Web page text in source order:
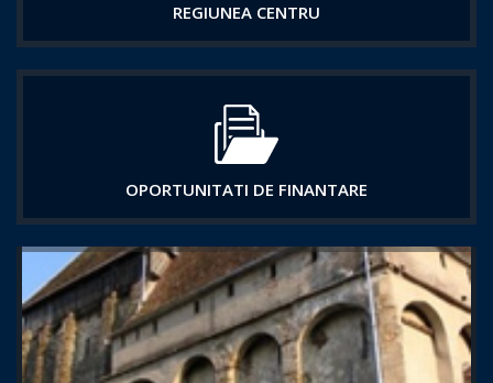
REGIUNEA CENTRU
OPORTUNITATI DE FINANTARE